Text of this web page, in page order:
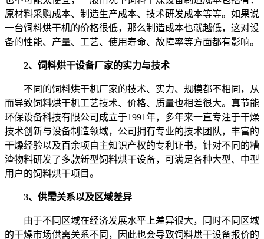
原材料采购成本、制造生产成本、技术研发成本等等。如果说
一台饲料烘干机的价格很低，那么制造成本也就越低，这对设
备的性能、产量、工艺、使用寿命、故障率等方面都有影响。
2、饲料烘干设备厂家的实力与技术
不同的饲料烘干机厂家的技术、实力、规模都不相同，从
而导致饲料烘干机工艺技术、价格、质量也相差很大。真节能
环保设备科技有限公司成立于1991年，多年来一直专注于干燥
技术创新与设备制造领域，公司拥有专业的技术团队，丰富的
干燥经验以及百余项自主知识产权的专利证书，针对不同的糟
渣物料研发了多款新型饲料烘干设备，可满足各种大型、中型
用户的饲料烘干项目。
3、供需关系以及区域差异
由于不同区域在经济发展水平上差异很大，同时不同区域
的干燥市场供需关系不同，因此也会导致饲料烘干设备报价的